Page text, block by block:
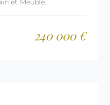
et Meublé.
240 000 €